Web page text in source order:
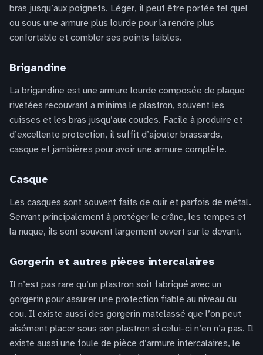
bras jusqu’aux poignets. Léger, il peut être portée tel quel
ou sous une armure plus lourde pour la rendre plus
confortable et combler ses points faibles.
Brigandine
La brigandine est une armure lourde composée de plaque
rivetées recouvrant a minima le plastron, souvent les
cuisses et les bras jusqu’aux coudes. Facile à produire et
d’excellente protection, il suffit d’ajouter brassards,
casque et jambières pour avoir une armure complète.
Casque
Les casques sont souvent faits de cuir et parfois de métal.
Servant principalement à protéger le crâne, les tempes et
la nuque, ils sont souvent largement ouvert sur le devant.
Gorgerin et autres pièces intercalaires
Il n’est pas rare qu’un plastron soit fabriqué avec un
gorgerin pour assurer une protection fiable au niveau du
cou. Il existe aussi des gorgerin matelassé que l’on peut
aisément placer sous son plastron si celui-ci n’en n’a pas. Il
existe aussi une foule de pièce d’armure intercalaires, le